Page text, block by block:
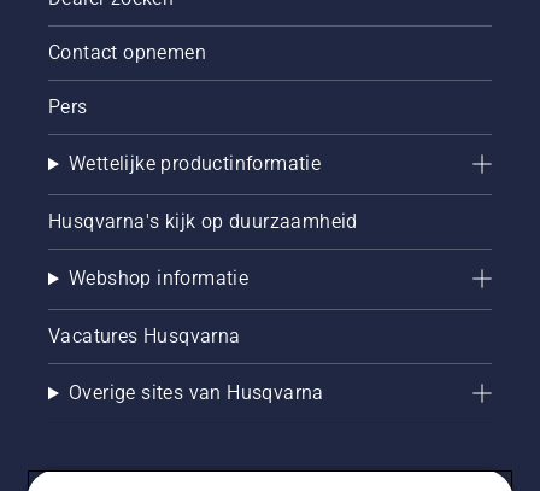
Contact opnemen
Pers
Wettelijke productinformatie
Husqvarna's kijk op duurzaamheid
Webshop informatie
Vacatures Husqvarna
Overige sites van Husqvarna